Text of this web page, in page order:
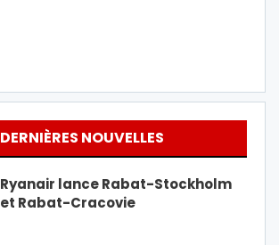
DERNIÈRES NOUVELLES
Ryanair lance Rabat-Stockholm
et Rabat-Cracovie